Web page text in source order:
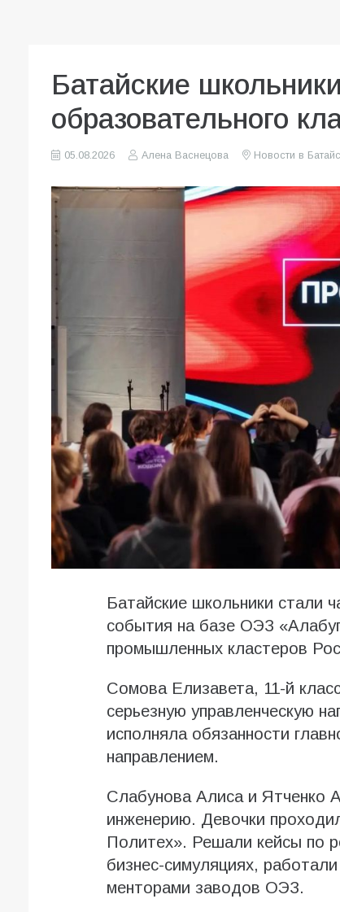
Батайские
образовательного
05.08.2026 Алена Васнецова Новости в
Батайские школьники стали
события на базе ОЭЗ
промышленных кластеров
Сомова Елизавета, 11-й
серьезную управленческую
исполняла обязанности
направлением.
Слабунова Алиса и Ятченко
инженерию. Девочки
Политех». Решали кейсы по
бизнес-симуляциях,
менторами заводов ОЭЗ.